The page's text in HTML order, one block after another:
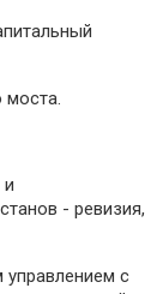
моста.
- ревизия,
с